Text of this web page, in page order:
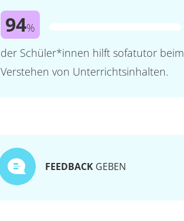
94%
der Schüler*innen hilft sofatutor beim
Verstehen von Unterrichtsinhalten.
FEEDBACK GEBEN